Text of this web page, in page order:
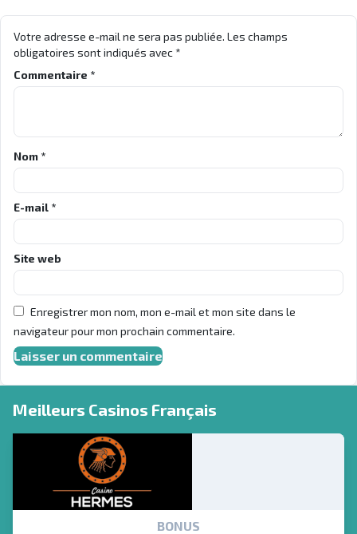
Votre adresse e-mail ne sera pas publiée. Les champs
obligatoires sont indiqués avec*
Commentaire *
Nom *
E-mail *
Site web
Enregistrer mon nom, mon e-mail et mon site dans le
navigateur pour mon prochain commentaire.
Meilleurs Casinos Français
BONUS